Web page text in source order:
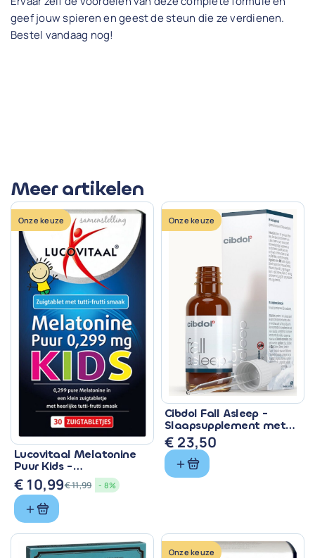
geef jouw spieren en geest de steun die ze verdienen.
Bestel vandaag nog!
Meer artikelen
Onze keuze
Lucovitaal Melatonine
Puur Kids -
Zuigtabletten met 299
mcg
€11,99
Oorspronkelijke
prijs
was:
€ 11,99.
€ 10,99
Huidige
prijs
is:
€ 10,99.
- 8%
Onze keuze
Cibdol Fall Asleep -
Slaapsupplement met
CBD & Melatonine
€ 23,50
Onze keuze